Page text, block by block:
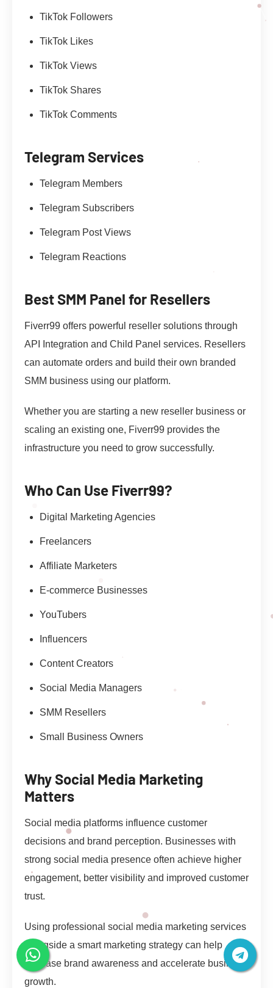
TikTok Followers
TikTok Likes
TikTok Views
TikTok Shares
TikTok Comments
Telegram Services
Telegram Members
Telegram Subscribers
Telegram Post Views
Telegram Reactions
Best SMM Panel for Resellers
Fiverr99 offers powerful reseller solutions through
API Integration and Child Panel services. Resellers
can automate orders and build their own branded
SMM business using our platform.
Whether you are starting a new reseller business or
scaling an existing one, Fiverr99 provides the
infrastructure you need to grow successfully.
Who Can Use Fiverr99?
Digital Marketing Agencies
Freelancers
Affiliate Marketers
E-commerce Businesses
YouTubers
Influencers
Content Creators
Social Media Managers
SMM Resellers
Small Business Owners
Why Social Media Marketing
Matters
Social media platforms influence customer
decisions and brand perception. Businesses with
strong social media presence often achieve higher
engagement, better visibility and improved customer
trust.
Using professional social media marketing services
alongside a smart marketing strategy can help
increase brand awareness and accelerate business
growth.